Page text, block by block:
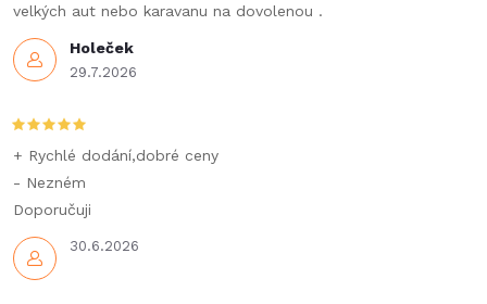
Holeček
29.7.2026
velkých aut nebo karavanu na dovolenou .
30.6.2026
+ Rychlé dodání,dobré ceny
- Nezném
Doporučuji